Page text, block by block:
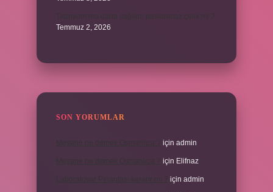
Titanyum mu daha sağlam paslanmaz çelik mi ?
Temmuz 2, 2026
SON YORUMLAR
için admin
için Elifnaz
için admin